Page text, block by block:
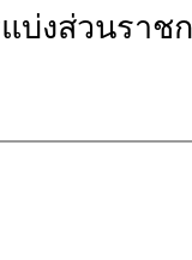
บ่งส่วนราช